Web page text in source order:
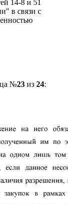
14-8 и 51
в связи с
№23из 24: